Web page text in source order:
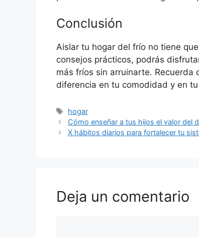
Conclusión
Aislar tu hogar del frío no tiene
consejos prácticos, podrás
más fríos sin arruinarte. Recuerda
diferencia en tu comodidad y en
Etiquetas
hogar
Cómo enseñar a tus hijos el valor del
X hábitos diarios para fortalecer tu
Deja un comentario